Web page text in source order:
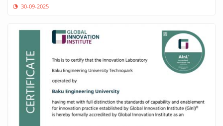
30-09-2025